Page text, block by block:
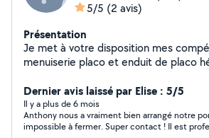
5/5 (2 avis)
Présentation
Je met à votre disposition mes
menuiserie placo et enduit de placo
Dernier avis laissé par Elise : 5/5
Il y a plus de 6 mois
Anthony nous a vraiment bien arrangé notre
impossible à fermer. Super contact ! Il est